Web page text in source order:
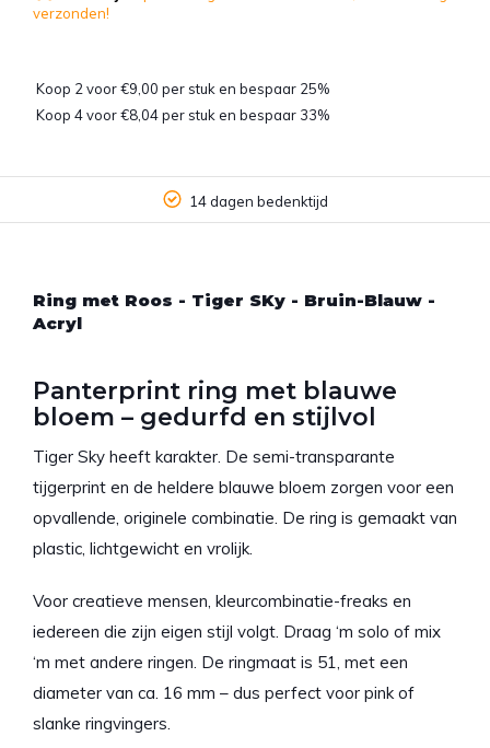
verzonden!
Koop 2 voor €9,00 per stuk en bespaar 25%
Koop 4 voor €8,04 per stuk en bespaar 33%
14 dagen bedenktijd
Ring met Roos - Tiger SKy - Bruin-Blauw -
Acryl
Panterprint ring met blauwe
bloem – gedurfd en stijlvol
Tiger Sky heeft karakter. De semi-transparante
tijgerprint en de heldere blauwe bloem zorgen voor een
opvallende, originele combinatie. De ring is gemaakt van
plastic, lichtgewicht en vrolijk.
Voor creatieve mensen, kleurcombinatie-freaks en
iedereen die zijn eigen stijl volgt. Draag ‘m solo of mix
‘m met andere ringen. De ringmaat is 51, met een
diameter van ca. 16 mm – dus perfect voor pink of
slanke ringvingers.